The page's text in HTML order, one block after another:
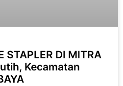
STAPLER DI MITRA
Kecamatan